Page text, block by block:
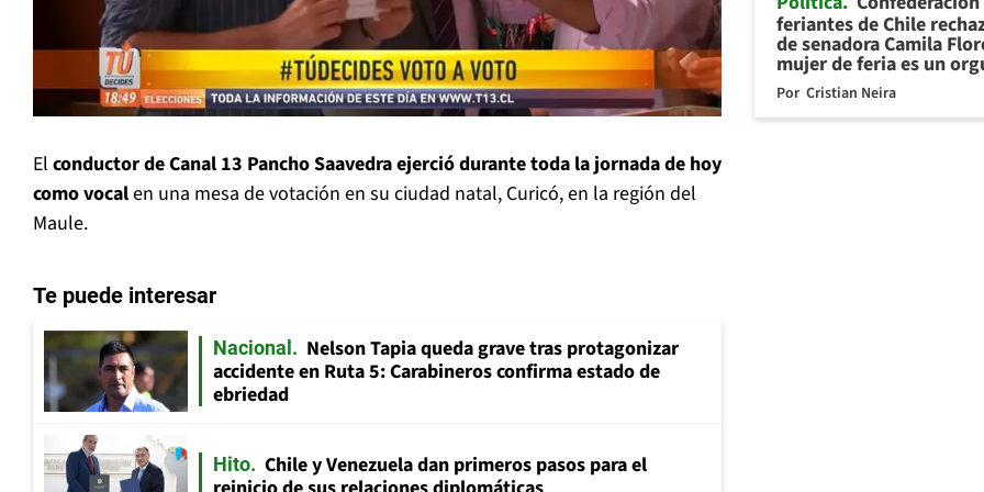
El conductor de Canal 13 Pancho Saavedra ejerció durante toda la jornada de hoy
como vocalen una mesa de votación en su ciudad natal, Curicó, en la región del
Maule.
Te puede interesar
Nacional
Nelson Tapia queda grave tras protagonizar
accidente en Ruta 5: Carabineros confirma estado de
ebriedad
Hito
Chile y Venezuela dan primeros pasos para el
feriantes de Chile
de senadora Camila
mujer de feria es un
Por Cristian Neira